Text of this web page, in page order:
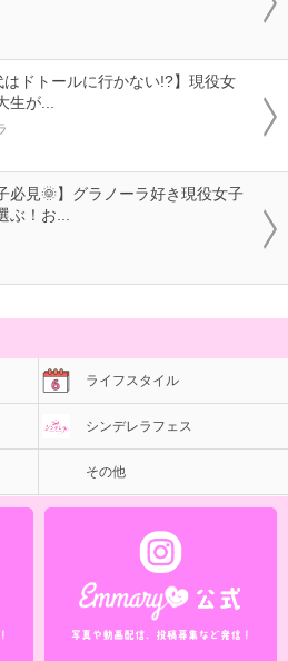
ドトールに行かない!?】現役女
生が...
必見🌞】グラノーラ好き現役女子
ぶ！お...
ライフスタイル
シンデレラフェス
その他